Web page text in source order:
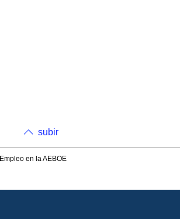
subir
Empleo en la AEBOE